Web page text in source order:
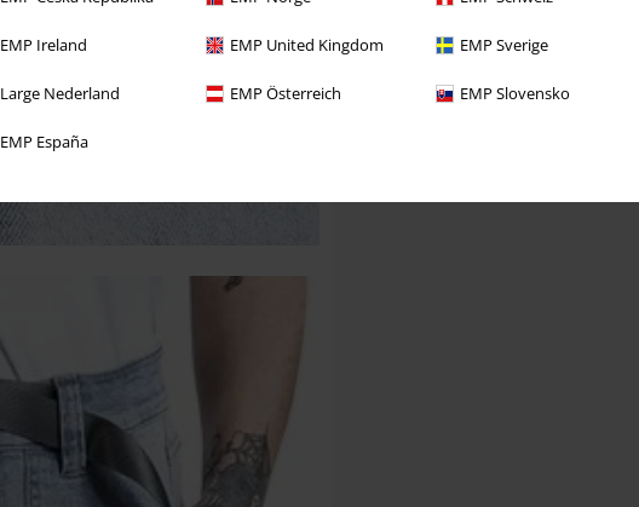
EMP Ireland EMP United Kingdom EMP Sverige
Large Nederland EMP Österreich EMP Slovensko
EMP España